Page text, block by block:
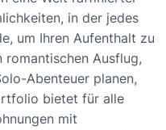
in der jedes
um Ihren Aufenthalt zu
romantischen Ausflug,
Abenteuer planen,
bietet für alle
mit